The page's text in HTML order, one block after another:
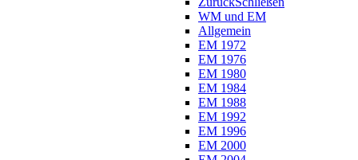
WM und EM
Allgemein
EM 1972
EM 1976
EM 1980
EM 1984
EM 1988
EM 1992
EM 1996
EM 2000